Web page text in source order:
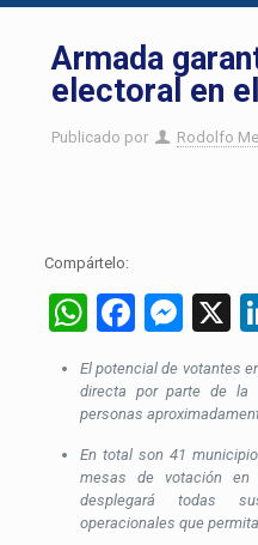
Armada
electoral en
Publicado por Rodolfo
Compártelo:
WhatsApp
X
El potencial de votantes
directa por parte de la
personas
En total son 41
mesas de votación en
desplegará todas
operacionales que